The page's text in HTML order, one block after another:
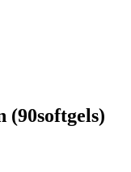
(90softgels)